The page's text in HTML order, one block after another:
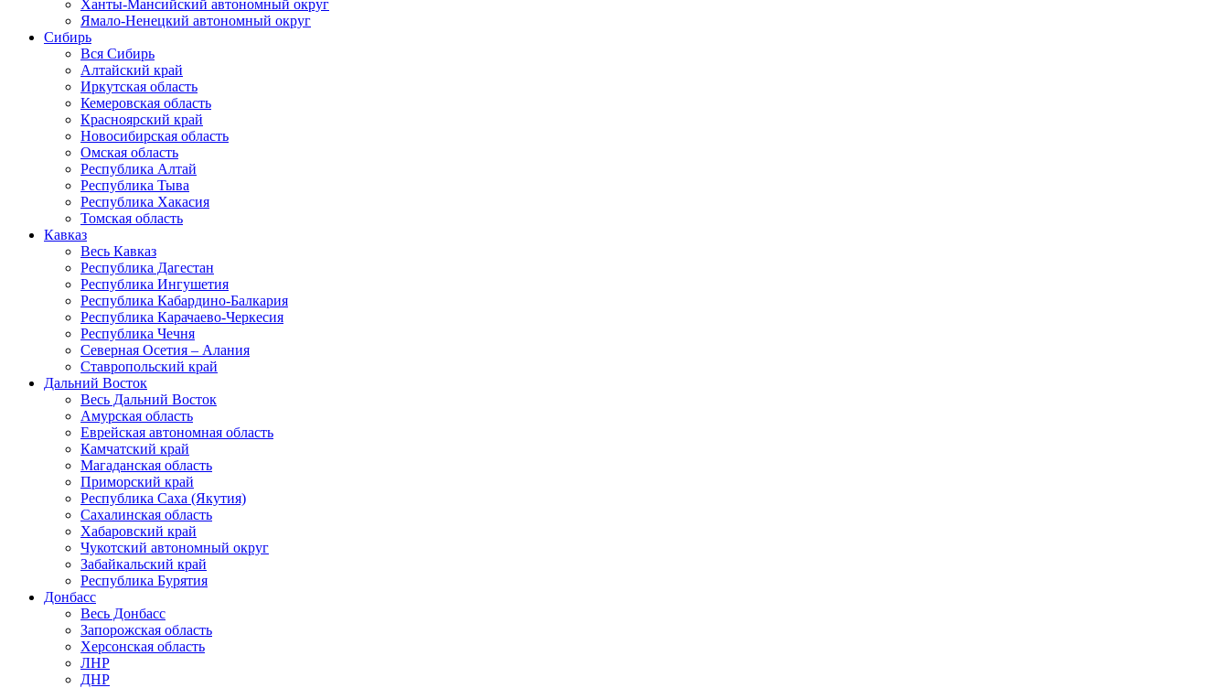
Ханты-Мансийский автономный округ
Ямало-Ненецкий автономный округ
Сибирь
Вся Сибирь
Алтайский край
Иркутская область
Кемеровская область
Красноярский край
Новосибирская область
Омская область
Республика Алтай
Республика Тыва
Республика Хакасия
Томская область
Кавказ
Весь Кавказ
Республика Дагестан
Республика Ингушетия
Республика Кабардино-Балкария
Республика Карачаево-Черкесия
Республика Чечня
Северная Осетия – Алания
Ставропольский край
Дальний Восток
Весь Дальний Восток
Амурская область
Еврейская автономная область
Камчатский край
Магаданская область
Приморский край
Республика Саха (Якутия)
Сахалинская область
Хабаровский край
Чукотский автономный округ
Забайкальский край
Республика Бурятия
Донбасс
Весь Донбасс
Запорожская область
Херсонская область
ЛНР
ДНР